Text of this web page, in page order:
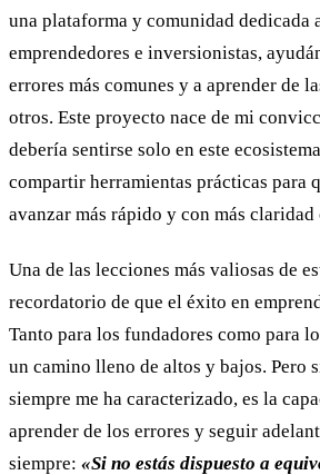
una plataforma y comunidad dedicada
emprendedores e inversionistas,
errores más comunes y a aprender de
otros. Este proyecto nace de mi
debería sentirse solo en este
compartir herramientas prácticas para
avanzar más rápido y con más
Una de las lecciones más valiosas de
recordatorio de que el éxito en
Tanto para los fundadores como para
un camino lleno de altos y bajos. Pero
siempre me ha caracterizado, es la
aprender de los errores y seguir
siempre: «Si no estás dispuesto a